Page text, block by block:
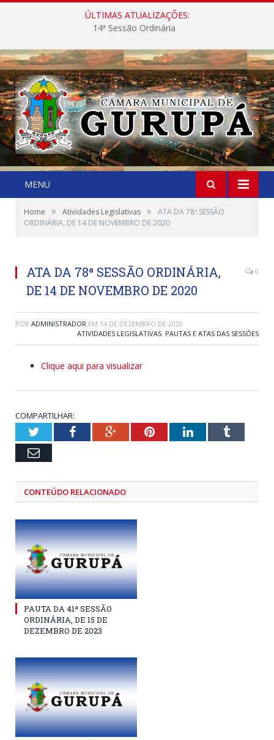
ÚLTIMAS ATUALIZAÇÕES:
14ª Sessão Ordinária
MENU
Home » Atividades Legislativas »
ATA DA 78ª SESSÃO
ORDINÁRIA, DE 14 DE NOVEMBRO DE 2020
ATA DA 78ª SESSÃO ORDINÁRIA,
DE 14 DE NOVEMBRO DE 2020
0
POR ADMINISTRADOR EM 14 DE DEZEMBRO DE 2020
ATIVIDADES LEGISLATIVAS, PAUTAS E ATAS DAS SESSÕES
Clique aqui para visualizar
COMPARTILHAR:
TwitterFacebookGoogle+PinterestLinkedInTumblr
Email
CONTEÚDO RELACIONADO
PAUTA DA 41ª SESSÃO
ORDINÁRIA, DE 15 DE
DEZEMBRO DE 2023